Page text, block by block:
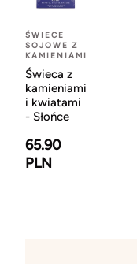
ŚWIECE
SOJOWE Z
KAMIENIAMI
Świeca z
kamieniami
i kwiatami
- Słońce
65.90
PLN